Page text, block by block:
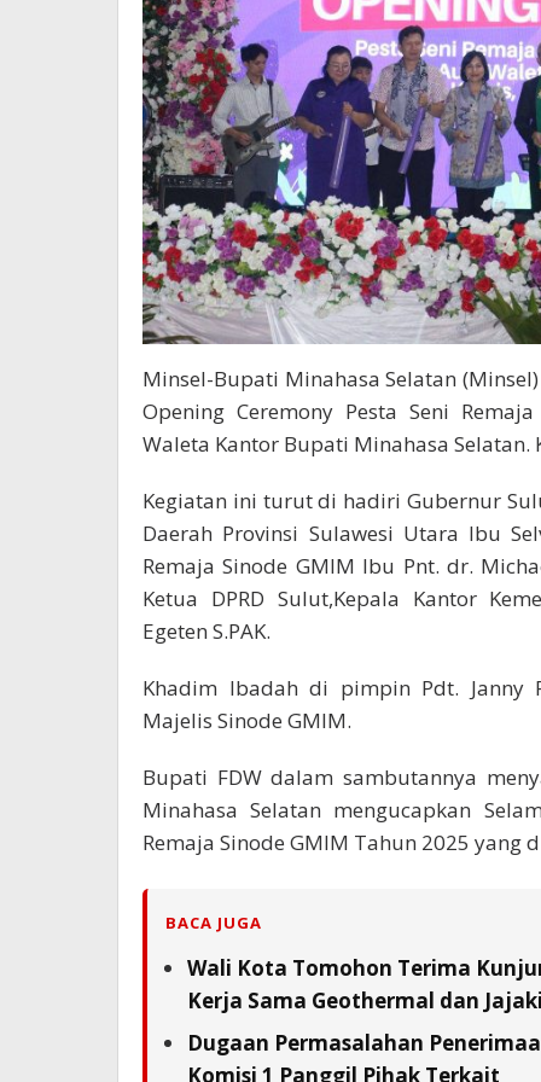
Minsel-Bupati Minahasa Selatan
Opening Ceremony Pesta Seni
Waleta Kantor Bupati Minahasa Selatan.
Kegiatan ini turut di hadiri Gubernur
Daerah Provinsi Sulawesi Utara Ibu
Remaja Sinode GMIM Ibu Pnt. dr.
Ketua DPRD Sulut,Kepala Kantor
Egeten S.PAK.
Khadim Ibadah di pimpin Pdt. Janny
Majelis Sinode GMIM.
Bupati FDW dalam sambutannya
Minahasa Selatan mengucapkan
Remaja Sinode GMIM Tahun 2025
BACA JUGA
Wali Kota Tomohon Terima
Kerja Sama Geothermal dan
Dugaan Permasalahan
Komisi 1 Panggil Pihak Terkait